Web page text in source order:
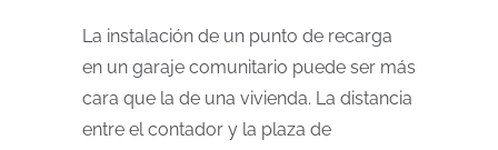
La instalación de un punto de recarga
en un garaje comunitario puede ser más
cara que la de una vivienda. La distancia
entre el contador y la plaza de